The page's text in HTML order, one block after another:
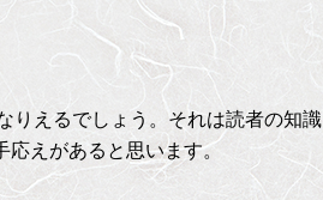
りえるでしょう。それは読者の知識
えがあると思います。